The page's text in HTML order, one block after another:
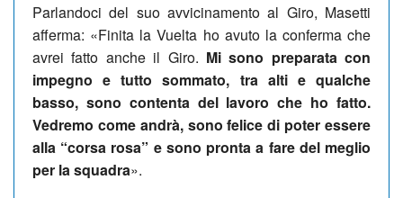
Parlandoci del suo avvicinamento al Giro, Masetti
afferma: «Finita la Vuelta ho avuto la conferma che
avrei fatto anche il Giro. Mi sono preparata con
impegno e tutto sommato, tra alti e qualche
basso, sono contenta del lavoro che ho fatto.
Vedremo come andrà, sono felice di poter essere
alla “corsa rosa” e sono pronta a fare del meglio
per la squadra».